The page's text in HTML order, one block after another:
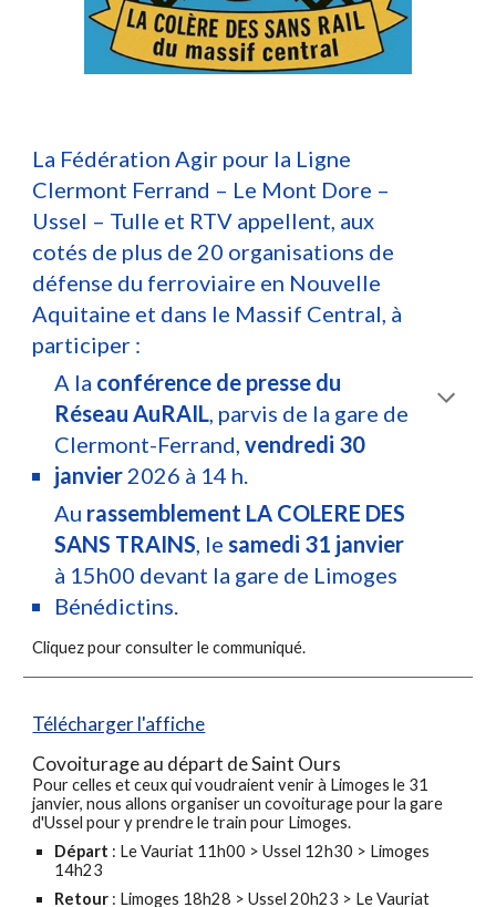
La Fédération Agir pour la Ligne
Clermont Ferrand – Le Mont Dore –
Ussel – Tulle et RTV appellent, aux
cotés de plus de 20 organisations de
défense du ferroviaire en Nouvelle
Aquitaine et dans le Massif Central, à
participer :
A la conférence de presse du
Réseau AuRAIL, parvis de la gare de
Clermont-Ferrand,vendredi 30
janvier 2026 à 14 h.
Au rassemblement LA COLERE DES
SANS TRAINS, lesamedi 31 janvier
à 15h00 devant la gare de Limoges
Bénédictins.
Cliquez pour consulter le communiqué.
Télécharger l'affiche
Covoiturage au départ de Saint Ours
Pour celles et ceux qui voudraient venir à Limoges le 31
janvier, nous allons organiser un covoiturage pour la gare
d'Ussel pour y prendre le train pour Limoges.
Départ : Le Vauriat 11h00 > Ussel 12h30 > Limoges
14h23
Retour : Limoges 18h28 > Ussel 20h23 > Le Vauriat